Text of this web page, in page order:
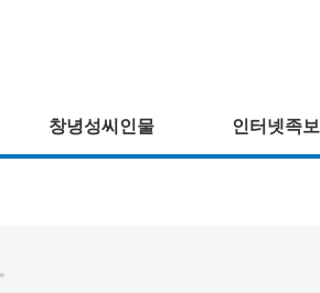
창녕성씨인물 인터넷족보